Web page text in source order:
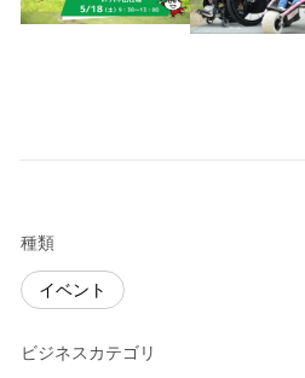
種類
イベント
ビジネスカテゴリ